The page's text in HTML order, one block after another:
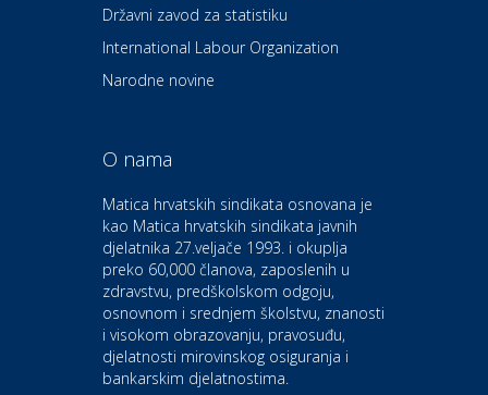
Dom i dizajn
Euro-vrt – kosilice, motorne
Odmor
Bistrica
Auto-moto i tehnika
CIAK Auto d.o.o.
Kultura i edukacija
Kazalište Gavella
Državni zavod za statistiku
International Labour Organization
Narodne novine
O nama
Matica hrvatskih sindikata osnovana je
kao Matica hrvatskih sindikata javnih
djelatnika 27.veljače 1993. i okuplja
preko 60,000 članova, zaposlenih u
zdravstvu, predškolskom odgoju,
osnovnom i srednjem školstvu, znanosti
i visokom obrazovanju, pravosuđu,
djelatnosti mirovinskog osiguranja i
bankarskim djelatnostima.